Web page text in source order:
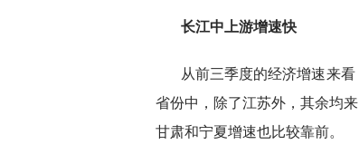
长江中上游增速快
从前三季度的经济增速来
省份中，除了江苏外，其余均
甘肃和宁夏增速也比较靠前。